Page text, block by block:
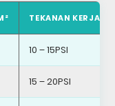
TEKANAN KERJA
10 – 15PSI
15 – 20PSI